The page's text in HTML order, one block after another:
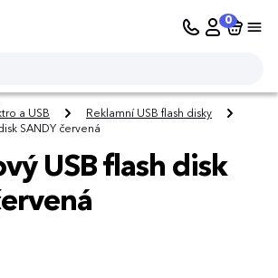
0
a USB
Reklamní USB flash disky
SANDY červená
USB flash disk